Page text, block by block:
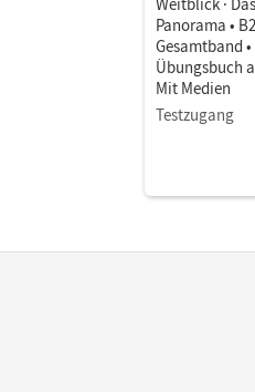
Panorama •
Gesamtband •
Übungsbuch
Mit Medien
Testzugang